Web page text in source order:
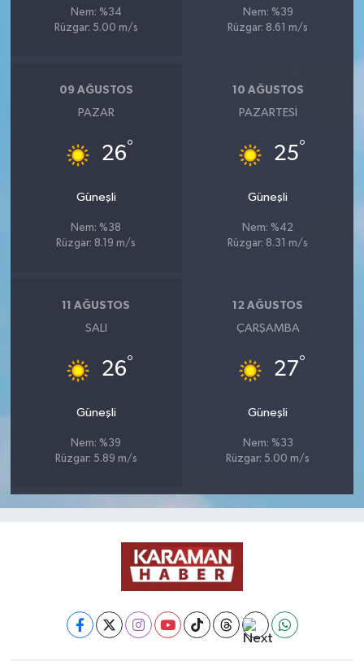
Nem: %34
Rüzgar: 5.00 m/s
Nem: %39
Rüzgar: 8.61 m/s
09 AĞUSTOS
PAZAR
26°
Güneşli
Nem: %38
Rüzgar: 8.19 m/s
10 AĞUSTOS
PAZARTESI
25°
Güneşli
Nem: %42
Rüzgar: 8.31 m/s
11 AĞUSTOS
SALI
26°
Güneşli
Nem: %39
Rüzgar: 5.89 m/s
12 AĞUSTOS
ÇARŞAMBA
27°
Güneşli
Nem: %33
Rüzgar: 5.00 m/s